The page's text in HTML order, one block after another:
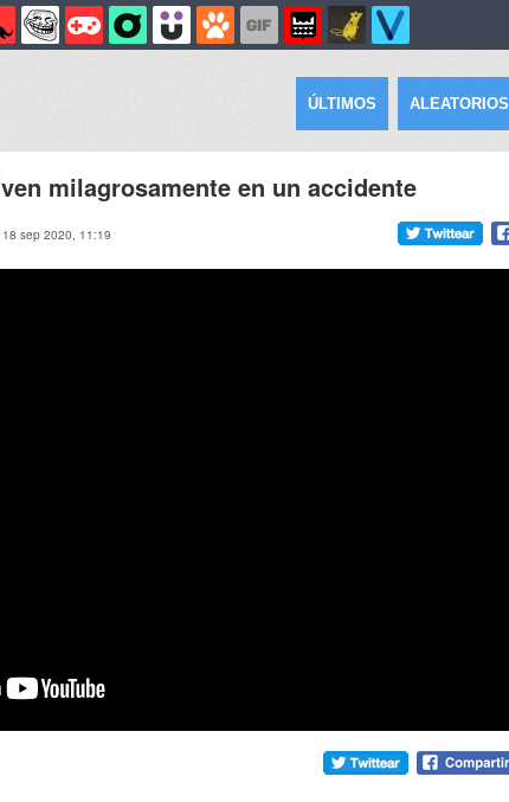
ÚLTIMOS ALEATORIOS
milagrosamente en un accidente
18 sep 2020, 11:19